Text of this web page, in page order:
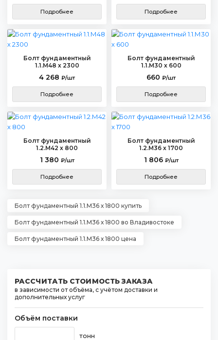
Подробнее Подробнее
Болт фундаментный
1.1.М48 х 2300
4 268 ₽/шт
Подробнее
Болт фундаментный
1.1.М30 х 600
660 ₽/шт
Подробнее
Болт фундаментный
1.2.М42 х 800
1 380 ₽/шт
Подробнее
Болт фундаментный
1.2.М36 х 1700
1 806 ₽/шт
Подробнее
Болт фундаментный 1.1.М36 х 1800 купить
Болт фундаментный 1.1.М36 х 1800 во Владивостоке
Болт фундаментный 1.1.М36 х 1800 цена
РАССЧИТАТЬ СТОИМОСТЬ ЗАКАЗА
в зависимости от объёма, с учётом доставки и
дополнительных услуг
Объём поставки
тонн